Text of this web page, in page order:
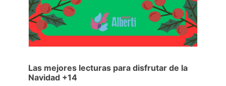
Las mejores lecturas para disfrutar de la
Navidad +14